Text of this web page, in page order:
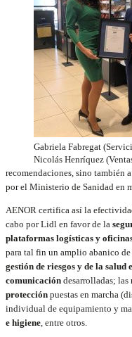
Gabriela Fabregat
Nicolás Henríquez
recomendaciones, sino también
por el Ministerio de Sanidad en
AENOR certifica así la
cabo por Lidl en favor de la
plataformas logísticas y
para tal fin un amplio abanico de
gestión de riesgos y de la salud
comunicación desarrolladas; las
protección puestas en marcha
individual de equipamiento y
e higiene, entre otros.